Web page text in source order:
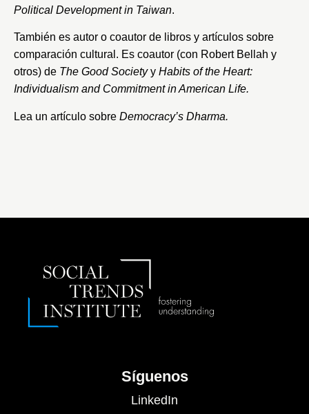
Political Development in Taiwan.
También es autor o coautor de libros y artículos sobre
comparación cultural. Es coautor (con Robert Bellah y
otros) de The Good Societyy Habits of the Heart:
Individualism and Commitment in American Life.
Lea un artículo sobre Democracy’s Dharma.
Síguenos
LinkedIn